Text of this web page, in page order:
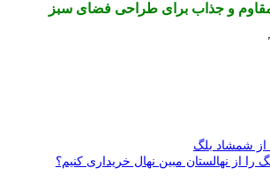
و جذاب برای طراحی فضای سبز
از شمشاد بلگ
را از نهالستان مبین نهال خریداری کنیم؟